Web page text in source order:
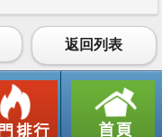
返回列表